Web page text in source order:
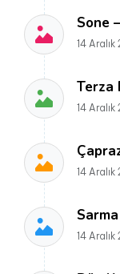
Sone
14
Terza
14
14
14